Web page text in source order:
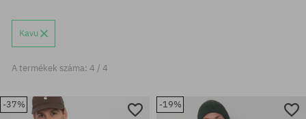
Kavu
A termékek száma: 4 / 4
-37% -19%